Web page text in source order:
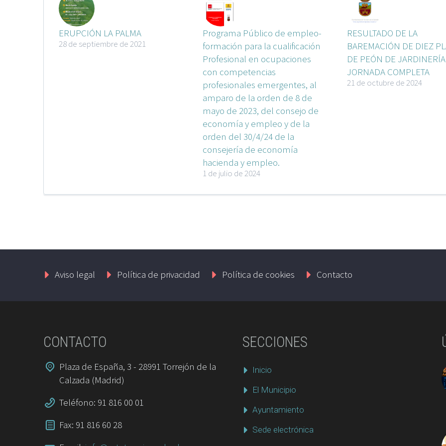
ERUPCIÓN LA PALMA
28 de septiembre de 2021
Programa Público de empleo-
formación para la cualificación
Profesional en ocupaciones
con competencias
profesionales emergentes, al
amparo de la orden de 8 de
mayo de 2023, del consejo de
economía y empleo y de la
orden del 30/4/24 de la
consejería de economía
hacienda y empleo.
1 de julio de 2024
RESULTADO DE LA
BAREMACIÓN DE DIEZ
DE PEÓN DE
JORNADA COMPLETA
21 de octubre de 2024
Aviso legal Política de privacidad Política de cookies Contacto
CONTACTO
Plaza de España, 3 - 28991 Torrejón de la
Calzada (Madrid)
Teléfono: 91 816 00 01
Fax: 91 816 60 28
SECCIONES
Inicio
El Municipio
Ayuntamiento
Sede electrónica